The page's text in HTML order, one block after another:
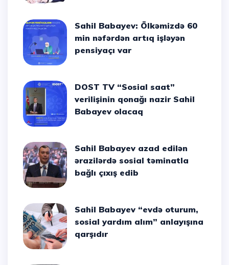
Sahil Babayev: Ölkəmizdə 60
min nəfərdən artıq işləyən
pensiyaçı var
DOST TV “Sosial saat”
verilişinin qonağı nazir Sahil
Babayev olacaq
Sahil Babayev azad edilən
ərazilərdə sosial təminatla
bağlı çıxış edib
Sahil Babayev “evdə oturum,
sosial yardım alım” anlayışına
qarşıdır